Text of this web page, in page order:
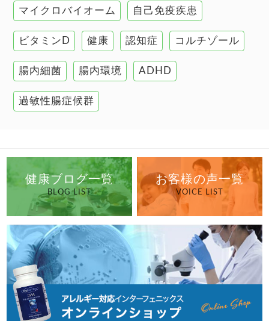
腸の健康
自己免疫疾患
高血圧
マイクロバイオーム 自己免疫疾患
ビタミンD 健康 認知症 コルチゾール
腸内細菌 腸内環境 ADHD
過敏性腸症候群
健康ブログ一覧
BLOG LIST
お客様の声一覧
VOICE LIST